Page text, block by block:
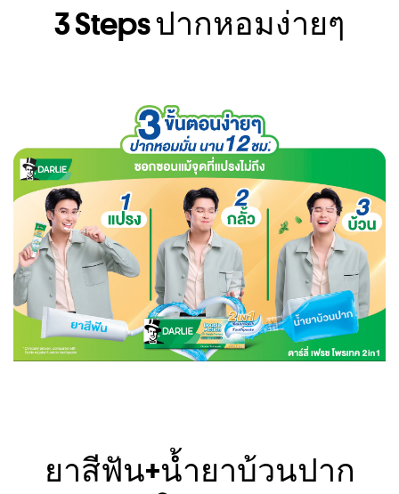
3 Steps ปากหอมง่ายๆ
ยาสีฟัน+น้ำยาบ้วนปาก